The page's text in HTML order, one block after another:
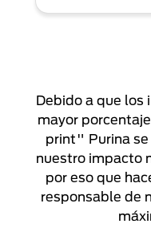
Debido a que los
mayor
print" Purina
nuestro impacto
por eso que
responsable de